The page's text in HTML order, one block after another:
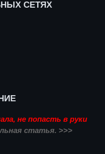
СЕТЯХ
не попасть в руки
статья. >>>